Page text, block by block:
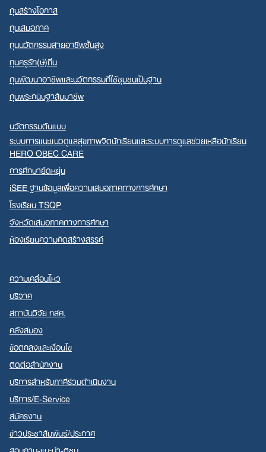
ทุนสร้างโอกาส
ทุนเสมอภาค
ทุนนวัตกรรมสายอาชีพชั้นสูง
ทุนครูรัก(ษ์)ถิ่น
ทุนพัฒนาอาชีพและนวัตกรรมที่ใช้ชุมชนเป็นฐาน
ทุนพระกนิษฐาสัมมาชีพ
นวัตกรรมต้นแบบ
ระบบการแนะแนวดูแลสุขภาพจิตนักเรียนและระบบการดูแลช่วยเหลือนักเรียน
HERO OBEC CARE
การศึกษายืดหยุ่น
iSEE ฐานข้อมูลเพื่อความเสมอภาคทางการศึกษา
โรงเรียน TSQP
จังหวัดเสมอภาคทางการศึกษา
ห้องเรียนความคิดสร้างสรรค์
ความเคลื่อนไหว
บริจาค
สถาบันวิจัย กสศ.
คลังสมอง
ข้อตกลงและเงื่อนไข
ติดต่อสำนักงาน
บริการสำหรับภาคีร่วมดำเนินงาน
บริการ/E-Service
สมัครงาน
ข่าวประชาสัมพันธ์/ประกาศ